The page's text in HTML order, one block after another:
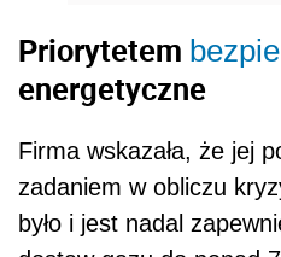
Priorytetem
energetyczne
Firma wskazała, że jej
zadaniem w obliczu
było i jest nadal